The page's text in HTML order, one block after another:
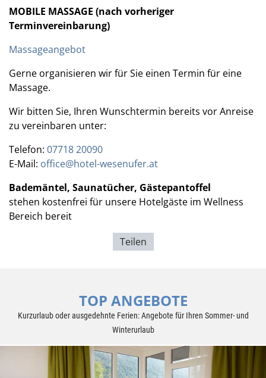
MOBILE MASSAGE (nach vorheriger
Terminvereinbarung)
Massageangebot
Gerne organisieren wir für Sie einen Termin für eine
Massage.
Wir bitten Sie, Ihren Wunschtermin bereits vor Anreise
zu vereinbaren unter:
Telefon: 07718 20090
E-Mail: office@hotel-wesenufer.at
Bademäntel, Saunatücher, Gästepantoffel
stehen kostenfrei für unsere Hotelgäste im Wellness
Bereich bereit
Teilen
TOP ANGEBOTE
Kurzurlaub oder ausgedehnte Ferien: Angebote für Ihren Sommer- und
Winterurlaub